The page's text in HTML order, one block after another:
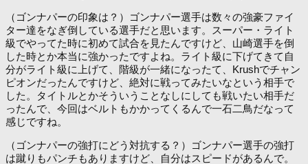
（ゴンナパーの印象は？）ゴンナパー選手は数々の強豪ファイ
ター達をなぎ倒している選手だと思います。スーパー・ライト
級でやってた時に初めて試合を見たんですけど、山崎選手を倒
した時とか本当に強かったですよね。ライト級に下げてきて自
分がライト級に上げて、階級が一緒になったて、Krushでチャン
ピオンだったんですけど、絶対に戦ってみたいなという相手で
した。タイトルとかそういうことなしにしても戦いたい相手だ
ったんで、今回はベルトもかかってくるんで一石二鳥だなって
感じですね。
（ゴンナパーの強打にどう対抗する？）ゴンナパー選手の強打
は蹴りもパンチもありますけど、自分はスピードがあるんで。